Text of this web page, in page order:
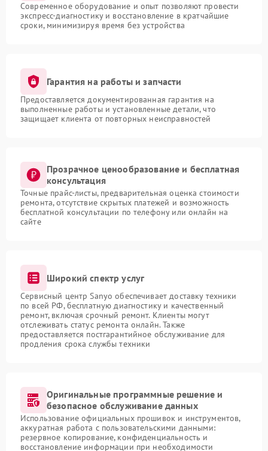
Современное оборудование и опыт позволяют провести
экспресс-диагностику и восстановление в кратчайшие
сроки, минимизируя время без устройства
Гарантия на работы и запчасти
Предоставляется документированная гарантия на
выполненные работы и установленные детали, что
защищает клиента от повторных неисправностей
Прозрачное ценообразование и бесплатная
консультация
Точные прайс-листы, предварительная оценка стоимости
ремонта, отсутствие скрытых платежей и возможность
бесплатной консультации по телефону или онлайн на
сайте
Широкий спектр услуг
Сервисный центр Sanyo обеспечивает доставку техники
по всей РФ, бесплатную диагностику и качественный
ремонт, включая срочный ремонт. Клиенты могут
отслеживать статус ремонта онлайн. Также
предоставляется постгарантийное обслуживание для
продления срока службы техники
Оригинальные программные решение и
безопасное обслуживание данных
Использование официальных прошивок и инструментов,
аккуратная работа с пользовательскими данными:
резервное копирование, конфиденциальность и
восстановление информации при необходимости